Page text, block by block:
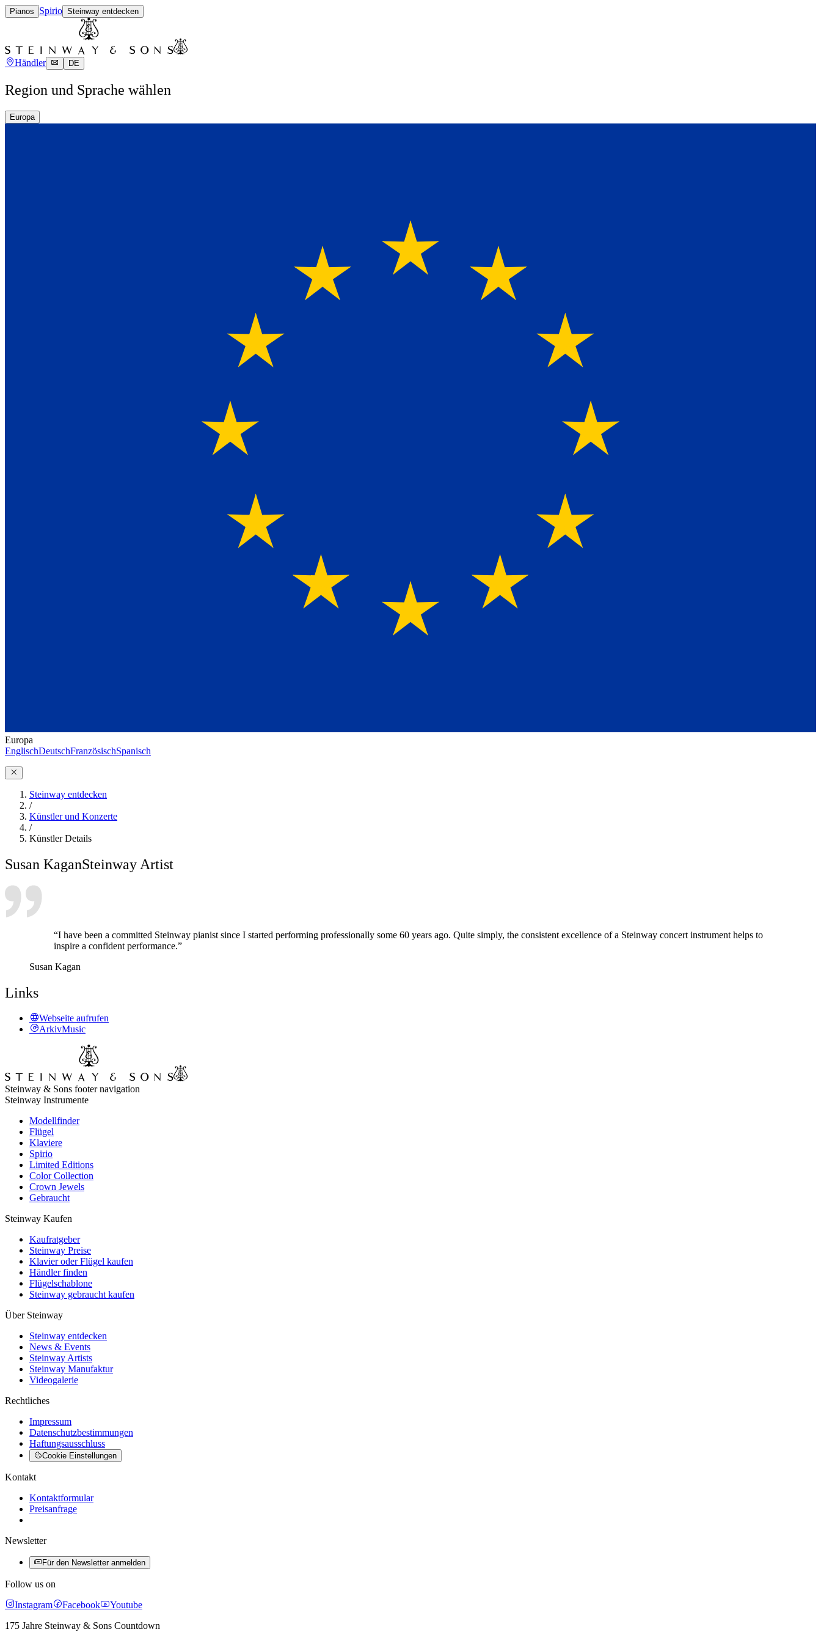
Pianos Spirio Steinway entdecken
Händler DE
Region und Sprache wählen
Europa
Europa
EnglischDeutschFranzösischSpanisch
Steinway entdecken
/
Künstler und Konzerte
/
Künstler Details
Susan KaganSteinway Artist
“I have been a committed Steinway pianist since I started performing professionally some 60 years ago. Quite simply, the consistent excellence of a Steinway concert instrument helps to
inspire a confident performance.”
Susan Kagan
Links
Webseite aufrufen
ArkivMusic
Steinway & Sons footer navigation
Steinway Instrumente
Modellfinder
Flügel
Klaviere
Spirio
Limited Editions
Color Collection
Crown Jewels
Gebraucht
Steinway Kaufen
Kaufratgeber
Steinway Preise
Klavier oder Flügel kaufen
Händler finden
Flügelschablone
Steinway gebraucht kaufen
Über Steinway
Steinway entdecken
News & Events
Steinway Artists
Steinway Manufaktur
Videogalerie
Rechtliches
Impressum
Datenschutzbestimmungen
Haftungsausschluss
Cookie Einstellungen
Kontakt
Kontaktformular
Preisanfrage
Newsletter
Für den Newsletter anmelden
Follow us on
Instagram
Facebook
Youtube
175 Jahre Steinway & Sons Countdown